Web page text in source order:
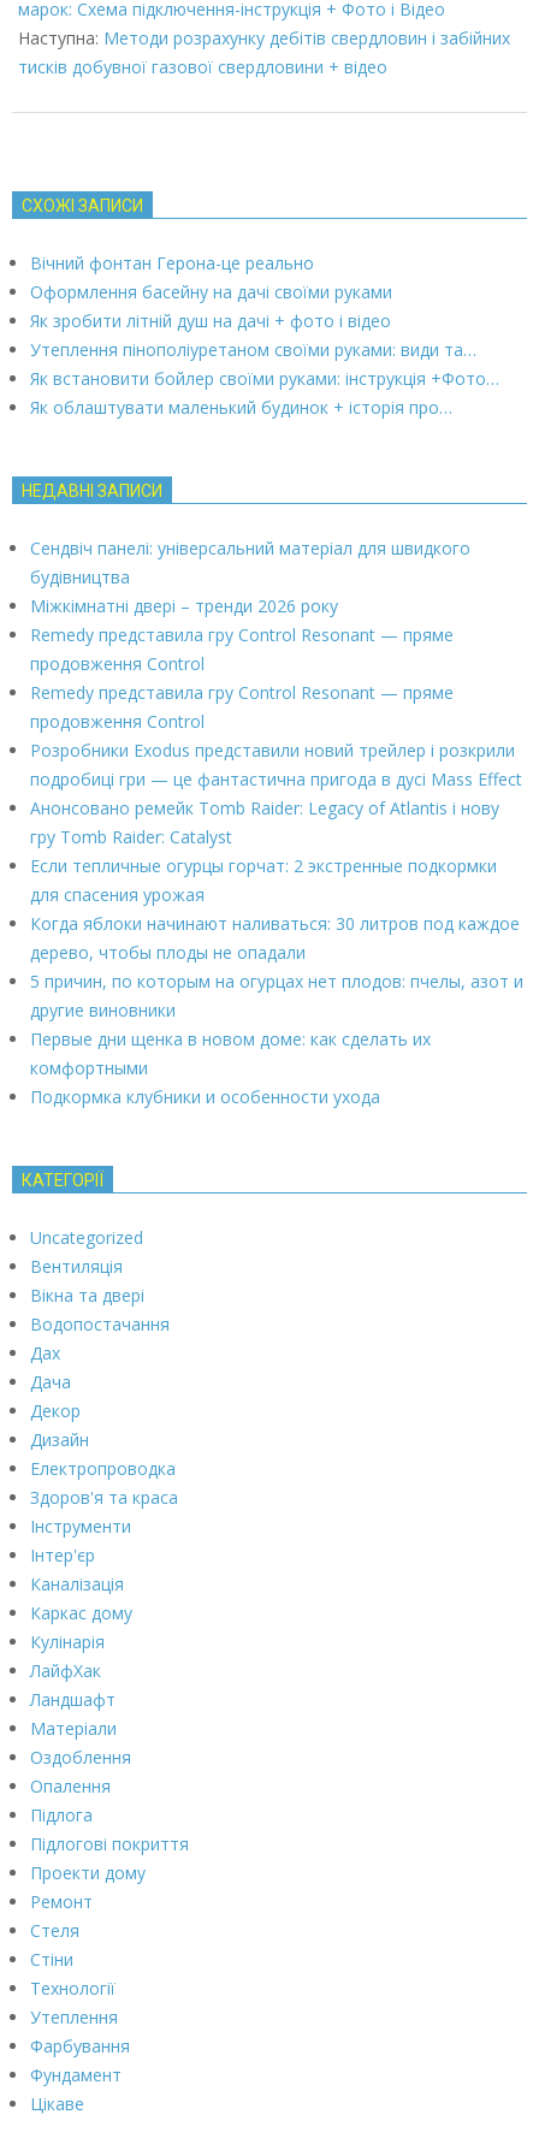
07
марок: Схема підключення-інструкція + Фото і Відео
Наступна: Методи розрахунку дебітів свердловин і забійних
тисків добувної газової свердловини + відео
СХОЖІ ЗАПИСИ
Вічний фонтан Герона-це реально
Оформлення басейну на дачі своїми руками
Як зробити літній душ на дачі + фото і відео
Утеплення пінополіуретаном своїми руками: види та…
Як встановити бойлер своїми руками: інструкція +Фото…
Як облаштувати маленький будинок + історія про…
НЕДАВНІ ЗАПИСИ
Сендвіч панелі: універсальний матеріал для швидкого
будівництва
Міжкімнатні двері – тренди 2026 року
Remedy представила гру Control Resonant — пряме
продовження Control
Remedy представила гру Control Resonant — пряме
продовження Control
Розробники Exodus представили новий трейлер і розкрили
подробиці гри — це фантастична пригода в дусі Mass Effect
Анонсовано ремейк Tomb Raider: Legacy of Atlantis і нову
гру Tomb Raider: Catalyst
Если тепличные огурцы горчат: 2 экстренные подкормки
для спасения урожая
Когда яблоки начинают наливаться: 30 литров под каждое
дерево, чтобы плоды не опадали
5 причин, по которым на огурцах нет плодов: пчелы, азот и
другие виновники
Первые дни щенка в новом доме: как сделать их
комфортными
Подкормка клубники и особенности ухода
КАТЕГОРІЇ
Uncategorized
Вентиляція
Вікна та двері
Водопостачання
Дах
Дача
Декор
Дизайн
Електропроводка
Здоров'я та краса
Інструменти
Інтер'єр
Каналізація
Каркас дому
Кулінарія
ЛайфХак
Ландшафт
Матеріали
Оздоблення
Опалення
Підлога
Підлогові покриття
Проекти дому
Ремонт
Стеля
Стіни
Технології
Утеплення
Фарбування
Фундамент
Цікаве